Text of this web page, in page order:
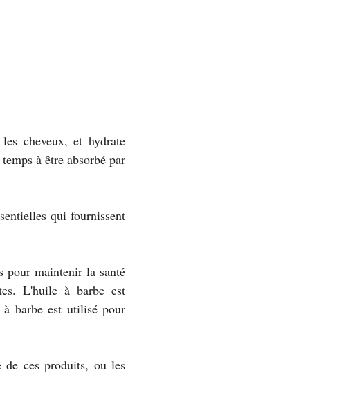
cheveux, et hydrate
à être absorbé par
qui fournissent
pour maintenir la santé
L'huile à barbe est
barbe est utilisé pour
de ces produits, ou les